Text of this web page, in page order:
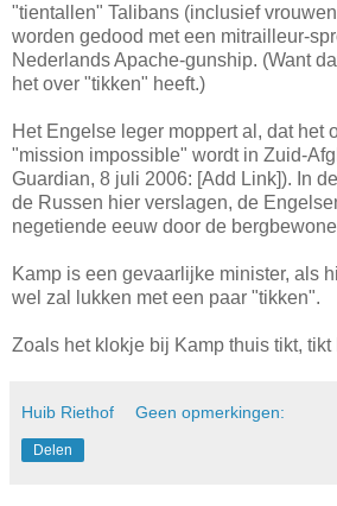
"tientallen" Talibans (inclusief
worden gedood met een mitrailleur-
Nederlands Apache-gunship. (Want
het over "tikken" heeft.)
Het Engelse leger moppert al, dat het
"mission impossible" wordt in Zuid-
Guardian, 8 juli 2006: [Add Link]). In
de Russen hier verslagen, de
negetiende eeuw door de
Kamp is een gevaarlijke minister, als
wel zal lukken met een paar "tikken".
Zoals het klokje bij Kamp thuis tikt, tikt
Huib Riethof Geen opmerkingen:
Delen